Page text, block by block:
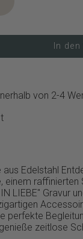
In
von 2-4
aus Edelstahl
einem
LIEBE" Gravur
perfekte
zeitlose